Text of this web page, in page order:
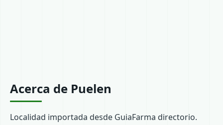
Acerca de Puelen
Localidad importada desde GuiaFarma directorio.